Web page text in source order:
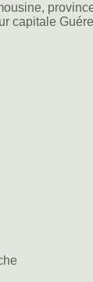
capitale